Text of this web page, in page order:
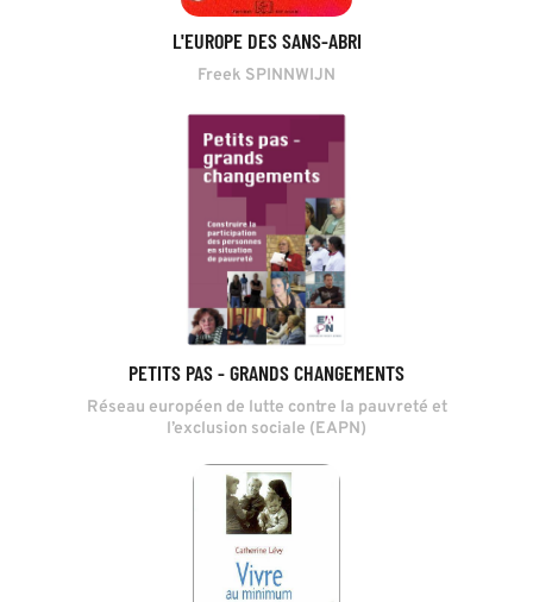
L'EUROPE DES SANS-ABRI
Freek SPINNWIJN
PETITS PAS - GRANDS CHANGEMENTS
Réseau européen de lutte contre la pauvreté et
l’exclusion sociale (EAPN)